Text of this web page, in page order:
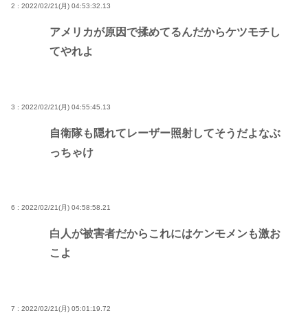
2 : 2022/02/21(月) 04:53:32.13
アメリカが原因で揉めてるんだからケツモチし
てやれよ
3 : 2022/02/21(月) 04:55:45.13
自衛隊も隠れてレーザー照射してそうだよなぶ
っちゃけ
6 : 2022/02/21(月) 04:58:58.21
白人が被害者だからこれにはケンモメンも激お
こよ
7 : 2022/02/21(月) 05:01:19.72